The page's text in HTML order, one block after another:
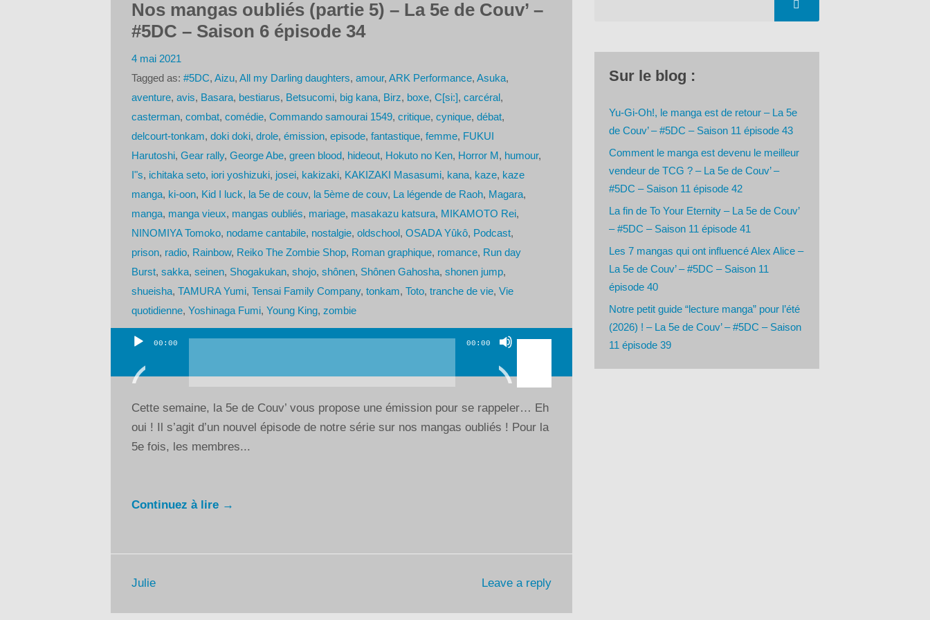
Nos mangas oubliés (partie 5) – La 5e de Couv’ –
#5DC – Saison 6 épisode 34
4 mai 2021
Tagged as: #5DC, Aizu, All my Darling daughters, amour, ARK Performance, Asuka,
aventure, avis, Basara, bestiarus, Betsucomi, big kana, Birz, boxe, C[si:], carcéral,
casterman, combat, comédie, Commando samourai 1549, critique, cynique, débat,
delcourt-tonkam, doki doki, drole, émission, episode, fantastique, femme, FUKUI
Harutoshi, Gear rally, George Abe, green blood, hideout, Hokuto no Ken, Horror M, humour,
I"s, ichitaka seto, iori yoshizuki, josei, kakizaki, KAKIZAKI Masasumi, kana, kaze, kaze
manga, ki-oon, Kid I luck, la 5e de couv, la 5ème de couv, La légende de Raoh, Magara,
manga, manga vieux, mangas oubliés, mariage, masakazu katsura, MIKAMOTO Rei,
NINOMIYA Tomoko, nodame cantabile, nostalgie, oldschool, OSADA Yûkô, Podcast,
prison, radio, Rainbow, Reiko The Zombie Shop, Roman graphique, romance, Run day
Burst, sakka, seinen, Shogakukan, shojo, shônen, Shônen Gahosha, shonen jump,
shueisha, TAMURA Yumi, Tensai Family Company, tonkam, Toto, tranche de vie, Vie
quotidienne, Yoshinaga Fumi, Young King, zombie
Lecteur
audio
00:00 00:00
Utilisez
flèches
pour
augmenter
Cette semaine, la 5e de Couv’ vous propose une émission pour se rappeler… Eh
oui ! Il s’agit d’un nouvel épisode de notre série sur nos mangas oubliés ! Pour la
5e fois, les membres...
Continuez à lire →
Leave a reply
Julie
Sur le blog :
Yu-Gi-Oh!, le manga est de retour – La 5e
de Couv’ – #5DC – Saison 11 épisode 43
Comment le manga est devenu le meilleur
vendeur de TCG ? – La 5e de Couv’ –
#5DC – Saison 11 épisode 42
La fin de To Your Eternity – La 5e de Couv’
– #5DC – Saison 11 épisode 41
Les 7 mangas qui ont influencé Alex Alice –
La 5e de Couv’ – #5DC – Saison 11
épisode 40
Notre petit guide “lecture manga” pour l’été
(2026) ! – La 5e de Couv’ – #5DC – Saison
11 épisode 39